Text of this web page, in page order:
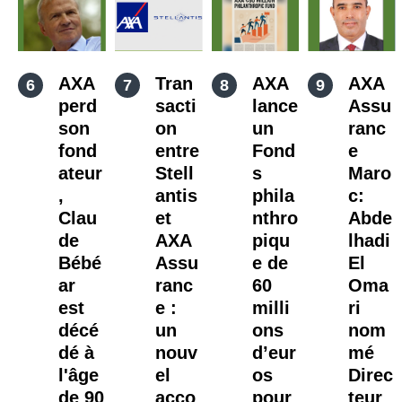
AXA
perd
son
fond
ateur
,
Clau
de
Bébé
ar
est
décé
dé à
l'âge
de 90
Tran
sacti
on
entre
Stell
antis
et
AXA
Assu
ranc
e :
un
nouv
el
acco
AXA
lance
un
Fond
s
phila
nthro
piqu
e de
60
milli
ons
d’eur
os
pour
AXA
Assu
ranc
e
Maro
c:
Abde
lhadi
El
Oma
ri
nom
mé
Direc
teur